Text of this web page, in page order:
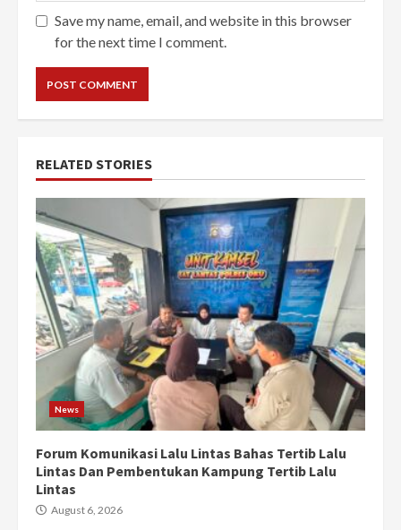
Save my name, email, and website in this browser
for the next time I comment.
RELATED STORIES
News
Forum Komunikasi Lalu Lintas Bahas Tertib Lalu
Lintas Dan Pembentukan Kampung Tertib Lalu
Lintas
August 6, 2026